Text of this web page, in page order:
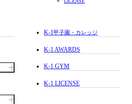
K-1甲子園・カレッジ
K-1 AWARDS
K-1 GYM
K-1 LICENSE